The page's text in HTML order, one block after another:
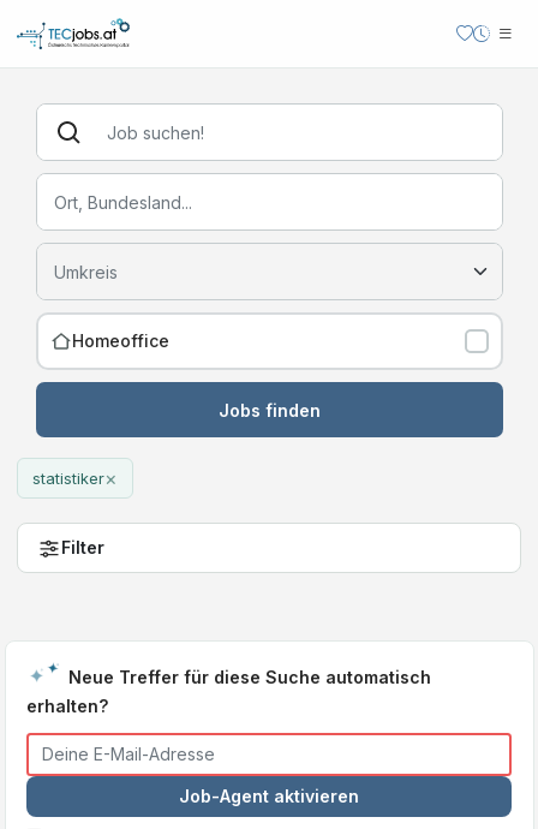
Homeoffice
Jobs finden
statistiker×
Filter
Neue Treffer für diese Suche automatisch
erhalten?
Job-Agent aktivieren